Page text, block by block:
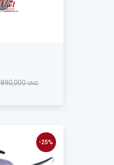
890,000VND
-25%